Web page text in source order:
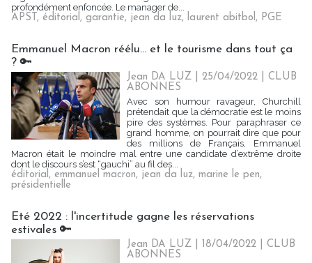
profondément enfoncée. Le manager de...
APST , éditorial, garantie, jean da luz, laurent abitbol, PGE
Emmanuel Macron réélu… et le tourisme dans tout ça
? 🔑
Jean DA LUZ | 25/04/2022 |CLUB
ABONNES
Avec son humour ravageur, Churchill
prétendait que la démocratie est le moins
pire des systèmes. Pour paraphraser ce
grand homme, on pourrait dire que pour
des millions de Français, Emmanuel
Macron était le moindre mal entre une candidate d’extrême droite
dont le discours s’est “gauchi” au fil des...
éditorial, emmanuel macron, jean da luz, marine le pen,
présidentielle
Eté 2022 : l'incertitude gagne les réservations
estivales 🔑
Jean DA LUZ | 18/04/2022 |CLUB
ABONNES